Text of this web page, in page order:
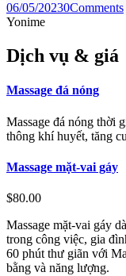
06/05/20230Comments
Yonime
Dịch vụ & giá
Massage đá nóng
Massage đá nóng thời
thông khí huyết, tăng
Massage mặt-vai gáy
$80.00
Massage mặt-vai gáy
trong công việc, gia
60 phút thư giãn với
bằng và năng lượng.